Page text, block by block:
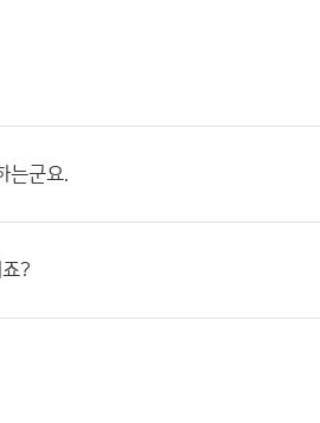
는군요.
?